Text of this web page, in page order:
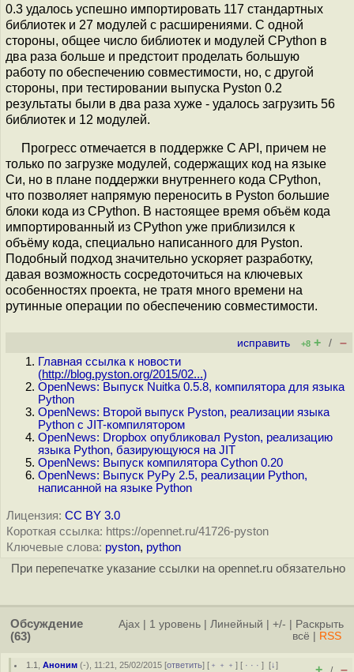
0.3 удалось успешно импортировать 117 стандартных
библиотек и 27 модулей с расширениями. С одной
стороны, общее число библиотек и модулей CPython в
два раза больше и предстоит проделать большую
работу по обеспечению совместимости, но, с другой
стороны, при тестировании выпуска Pyston 0.2
результаты были в два раза хуже - удалось загрузить 56
библиотек и 12 модулей.
Прогресс отмечается в поддержке C API, причем не
только по загрузке модулей, содержащих код на языке
Си, но в плане поддержки внутреннего кода CPython,
что позволяет напрямую переносить в Pyston большие
блоки кода из CPython. В настоящее время объём кода
импортированный из CPython уже приблизился к
объёму кода, специально написанного для Pyston.
Подобный подход значительно ускоряет разработку,
давая возможность сосредоточиться на ключевых
особенностях проекта, не тратя много времени на
рутинные операции по обеспечению совместимости.
исправить +8 + / –
Главная ссылка к новости
(http://blog.pyston.org/2015/02...)
OpenNews: Выпуск Nuitka 0.5.8, компилятора для языка
Python
OpenNews: Второй выпуск Pyston, реализации языка
Python с JIT-компилятором
OpenNews: Dropbox опубликовал Pyston, реализацию
языка Python, базирующуюся на JIT
OpenNews: Выпуск компилятора Cython 0.20
OpenNews: Выпуск PyPy 2.5, реализации Python,
написанной на языке Python
Лицензия: CC BY 3.0
Короткая ссылка: https://opennet.ru/41726-pyston
Ключевые слова: pyston, python
При перепечатке указание ссылки на opennet.ru обязательно
Обсуждение
(63)
Ajax 1 уровень Линейный +/-
Раскрыть
всё
RSS
1.1 ,Аноним (-), 11:21, 25/02/2015 [ответить] [ ﹢﹢﹢] [ · · ·][↓]
+ –